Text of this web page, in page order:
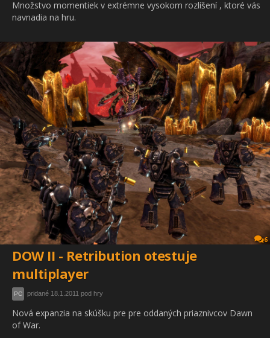
Množstvo momentiek v extrémne vysokom rozlíšení , ktoré vás
navnadia na hru.
6
DOW II - Retribution otestuje
multiplayer
PC pridané 18.1.2011 pod hry
Nová expanzia na skúšku pre pre oddaných priaznivcov Dawn
of War.